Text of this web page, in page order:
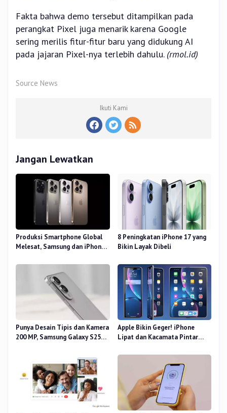
Fakta bahwa demo tersebut ditampilkan pada
perangkat Pixel juga menarik karena Google
sering merilis fitur-fitur baru yang didukung AI
pada jajaran Pixel-nya terlebih dahulu. (rmol.id)
Source News
Ikuti Kami
Jangan Lewatkan
Produksi Smartphone Global
Melesat, Samsung dan iPhone
8 Peningkatan iPhone 17 yang
Bikin Layak Dibeli
Punya Desain Tipis dan Kamera
200 MP, Samsung Galaxy S25
Apple Bikin Geger! iPhone
Lipat dan Kacamata Pintar